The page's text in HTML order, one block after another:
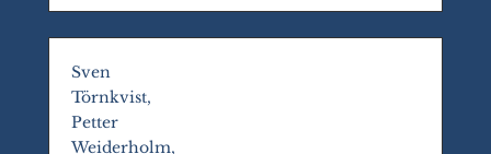
Sven
Törnkvist,
Petter
Weiderholm,